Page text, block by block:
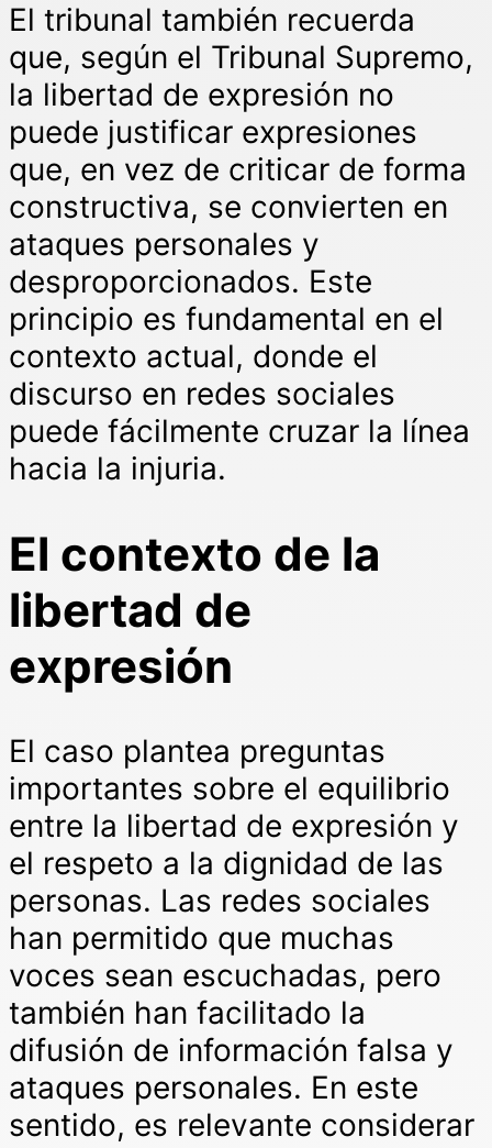
El tribunal también recuerda
que, según el Tribunal Supremo,
la libertad de expresión no
puede justificar expresiones
que, en vez de criticar de forma
constructiva, se convierten en
ataques personales y
desproporcionados. Este
principio es fundamental en el
contexto actual, donde el
discurso en redes sociales
puede fácilmente cruzar la línea
hacia la injuria.
El contexto de la
libertad de
expresión
El caso plantea preguntas
importantes sobre el equilibrio
entre la libertad de expresión y
el respeto a la dignidad de las
personas. Las redes sociales
han permitido que muchas
voces sean escuchadas, pero
también han facilitado la
difusión de información falsa y
ataques personales. En este
sentido, es relevante considerar